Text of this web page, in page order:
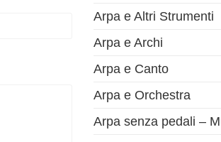
Arpa e Altri Strumenti
Arpa e Archi
Arpa e Canto
Arpa e Orchestra
Arpa senza pedali –